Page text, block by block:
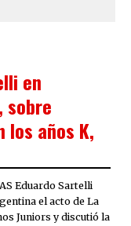
en
sobre
años K,
Eduardo Sartelli
el acto de La
Juniors y discutió la